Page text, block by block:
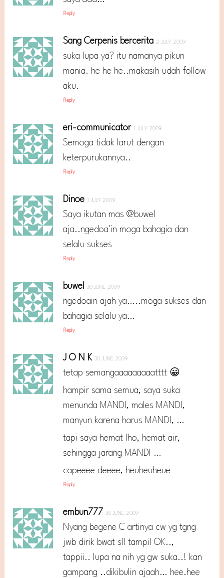
Reply
Sang Cerpenis bercerita 2 JULY 2009
suka lupa ya? itu namanya pikun
mania. he he he..makasih udah follow
aku.
Reply
eri-communicator 1 JULY 2009
Semoga tidak larut dengan
keterpurukannya..
Reply
Dinoe 1 JULY 2009
Saya ikutan mas @buwel
aja..ngedoa'in moga bahagia dan
selalu sukses
Reply
buwel 30 JUNE 2009
ngedoain ajah ya…..moga sukses dan
bahagia selalu ya…
Reply
J O N K 30 JUNE 2009
tetap semangaaaaaaaaatttt 😀
hampir sama semua, saya suka
menunda MANDI, males MANDI,
manyun karena harus MANDI, …
tapi saya hemat lho, hemat air,
sehingga jarang MANDI …
capeeee deeee, heuheuheue
Reply
embun777 30 JUNE 2009
Nyang begene C artinya cw yg tgng
jwb dirik bwat sll tampil OK..,
tappii.. lupa na nih yg gw suka..! kan
gampang ..dikibulin ajaah… hee.hee